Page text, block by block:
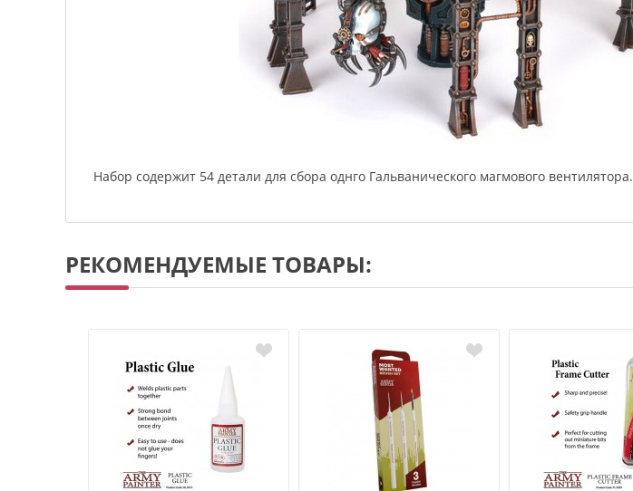
Набор содержит 54 детали для сбора однго Гальванического магмового вентилятора.
РЕКОМЕНДУЕМЫЕ ТОВАРЫ: